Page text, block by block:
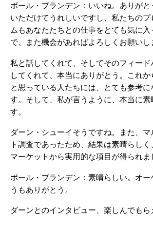
ポール・ブランデン：いいね。ありがと
いただけてうれしいですし、私たちの
ムもあなたたちとの仕事をとても気に
で、また機会があればよろしくお願いし
私と話してくれて、そしてそのフィード
してくれて、本当にありがとう。これか
と思っている人たちには、とても参考に
す。そして、私が言うように、本当に
す。
ダーン・シューイそうですね。また、マ
ト調査であったため、結果は素晴らし
マーケットから実用的な項目が得られま
ポール・ブランデン：素晴らしい。オ
うもありがとう。
ダーンとのインタビュー、楽しんでもら